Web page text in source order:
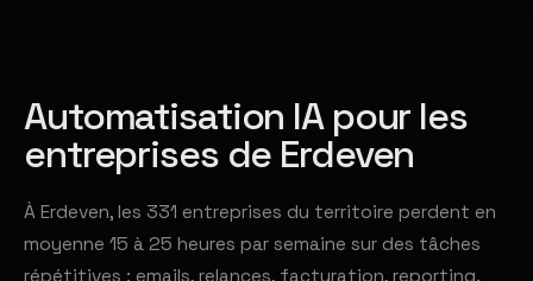
Automatisation IA pour les
entreprises de Erdeven
À Erdeven, les 331 entreprises du territoire perdent en
moyenne 15 à 25 heures par semaine sur des tâches
répétitives : emails, relances, facturation, reporting.